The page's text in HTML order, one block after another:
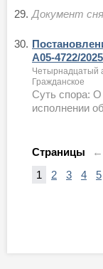
29. Документ
30.
А05-4722/2025
Четырнадцатый
Гражданское
Суть спора:
исполнении
Страницы ←
1
2 3 4 5